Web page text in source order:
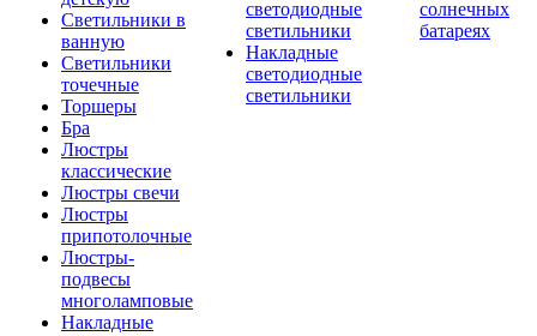
Светильники в
ванную
Светильники
точечные
Торшеры
Бра
Люстры
классические
Люстры свечи
Люстры
припотолочные
Люстры-
подвесы
многоламповые
Накладные
светодиодные
светильники
Накладные
светодиодные
светильники
солнечных
батареях